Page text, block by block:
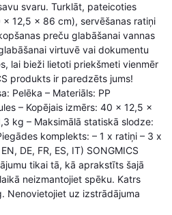
svaru. Turklāt, pateicoties
12,5 x 86 cm), servēšanas ratiņi
preču glabāšanai vannas
virtuvē vai dokumentu
lai bieži lietoti priekšmeti vienmēr
produkts ir paredzēts jums!
Pelēka – Materiāls: PP
– Kopējais izmērs: 40 x 12,5 x
kg – Maksimālā statiskā slodze:
komplekts: – 1 x ratiņi – 3 x
DE, FR, ES, IT) SONGMICS
tikai tā, kā aprakstīts šajā
neizmantojiet spēku. Katrs
Nenovietojiet uz izstrādājuma